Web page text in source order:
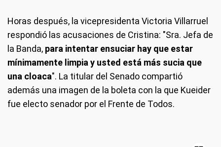
Horas después, la vicepresidenta Victoria Villarruel
respondió las acusaciones de Cristina: "Sra. Jefa de
la Banda, para intentar ensuciar hay que estar
mínimamente limpia y usted está más sucia que
una cloaca". La titular del Senado compartió
además una imagen de la boleta con la que Kueider
fue electo senador por el Frente de Todos.